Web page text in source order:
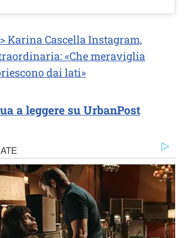
Karina Cascella Instagram,
«Che meraviglia
dai lati»
a leggere su UrbanPost